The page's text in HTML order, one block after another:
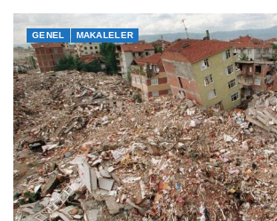
GENEL MAKALELER